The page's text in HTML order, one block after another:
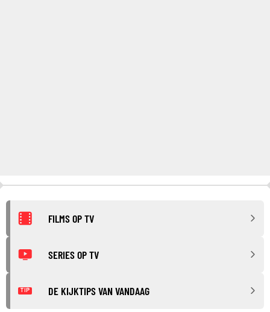
FILMS OP TV
SERIES OP TV
TIP DE KIJKTIPS VAN VANDAAG